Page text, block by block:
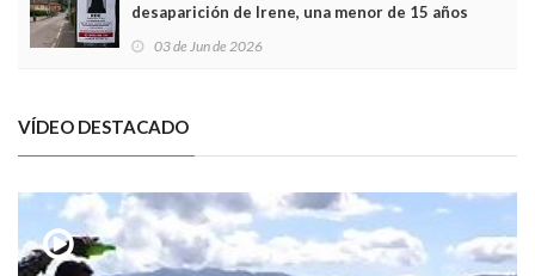
desaparición de Irene, una menor de 15 años
03 de Jun de 2026
VÍDEO DESTACADO